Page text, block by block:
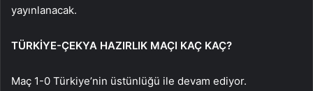
yayınlanacak.
TÜRKİYE-ÇEKYA HAZIRLIK MAÇI KAÇ KAÇ?
Maç 1-0 Türkiye’nin üstünlüğü ile devam ediyor.